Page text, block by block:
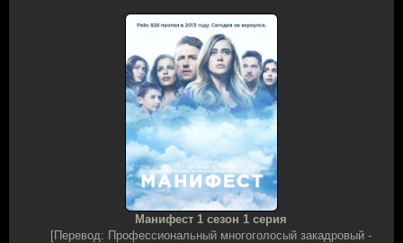
Манифест 1 сезон 1 серия
[Перевод: Профессиональный многоголосый закадровый -